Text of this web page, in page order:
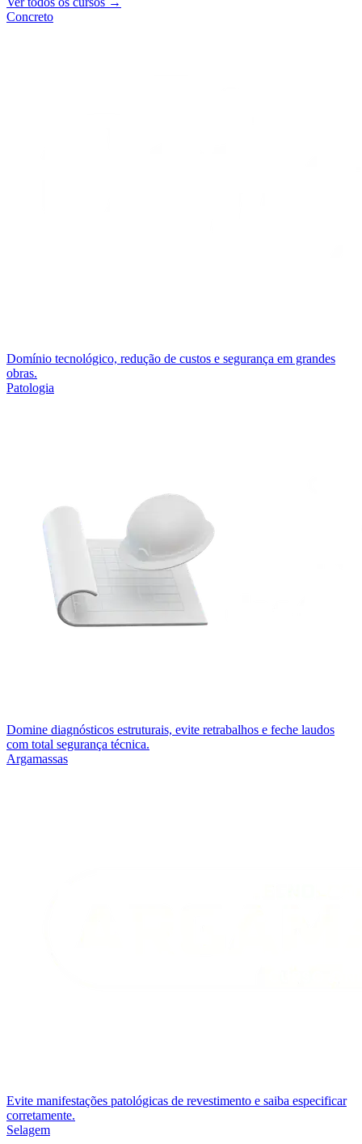
Concreto
Domínio tecnológico, redução de custos e segurança em grandes
obras.
Patologia
Domine diagnósticos estruturais, evite retrabalhos e feche laudos
com total segurança técnica.
Argamassas
Evite manifestações patológicas de revestimento e saiba especificar
corretamente.
Selagem